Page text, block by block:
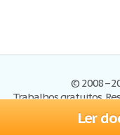
Ler
©
Trabalhos gratuitos,